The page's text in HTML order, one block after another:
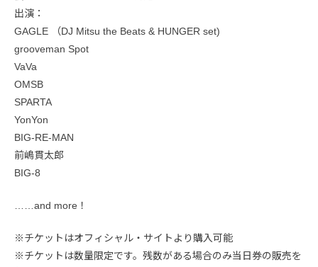
出演：
GAGLE （DJ Mitsu the Beats & HUNGER set)
grooveman Spot
VaVa
OMSB
SPARTA
YonYon
BIG-RE-MAN
前嶋貫太郎
BIG-8
……and more！
※チケットはオフィシャル・サイトより購入可能
※チケットは数量限定です。残数がある場合のみ当日券の販売を